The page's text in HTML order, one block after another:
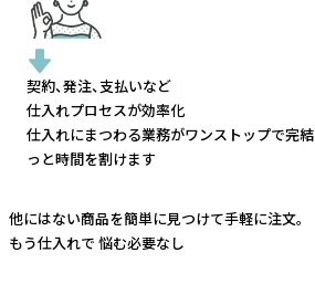
契約、発注、支払いなど
仕入れプロセスが効率化
仕入れにまつわる業務がワンストップで完結
っと時間を割けます
他にはない商品を簡単に見つけて手軽に注文。
もう仕入れで 悩む必要なし